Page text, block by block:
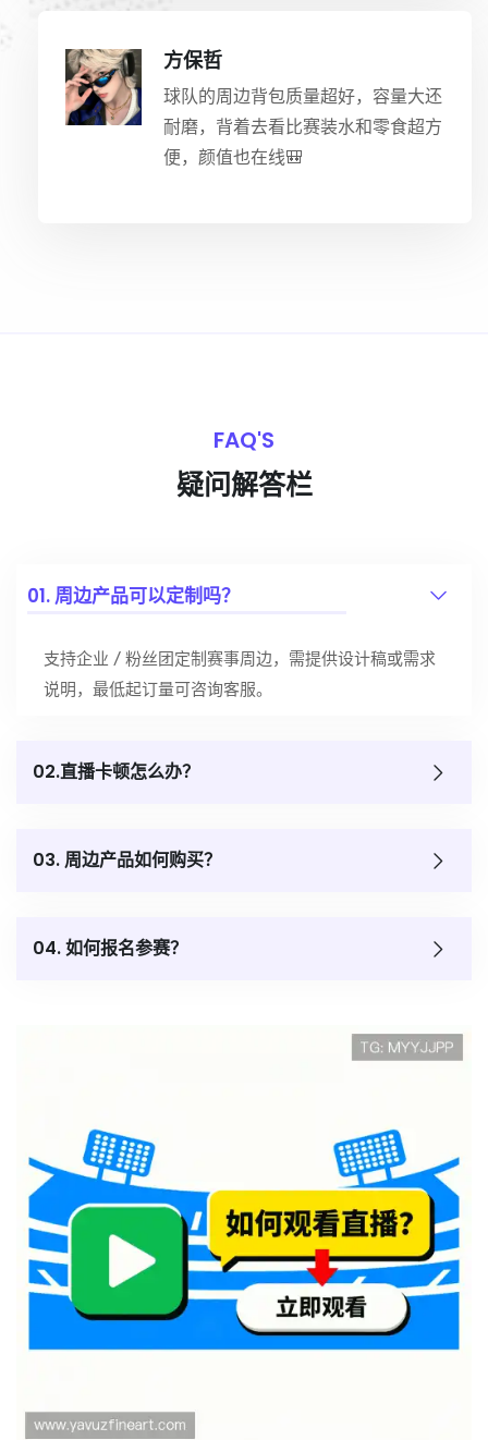
方保哲
球队的周边背包质量超好，容量大还
耐磨，背着去看比赛装水和零食超方
便，颜值也在线🎒
FAQ'S
疑问解答栏
01. 周边产品可以定制吗？
支持企业 / 粉丝团定制赛事周边，需提供设计稿或需求
说明，最低起订量可咨询客服。
02.直播卡顿怎么办？
03. 周边产品如何购买？
04. 如何报名参赛？